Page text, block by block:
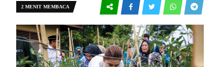
2 MENIT MEMBACA